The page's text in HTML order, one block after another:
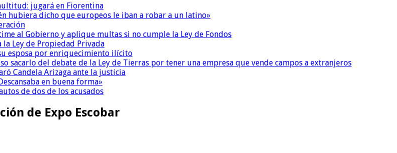
jugará en Fiorentina
hubiera dicho que europeos le iban a robar a un latino»
al Gobierno y aplique multas si no cumple la Ley de Fondos
Ley de Propiedad Privada
esposa por enriquecimiento ilícito
sacarlo del debate de la Ley de Tierras por tener una empresa que vende campos a extranjeros
Candela Arizaga ante la justicia
en buena forma»
de dos de los acusados
de Expo Escobar